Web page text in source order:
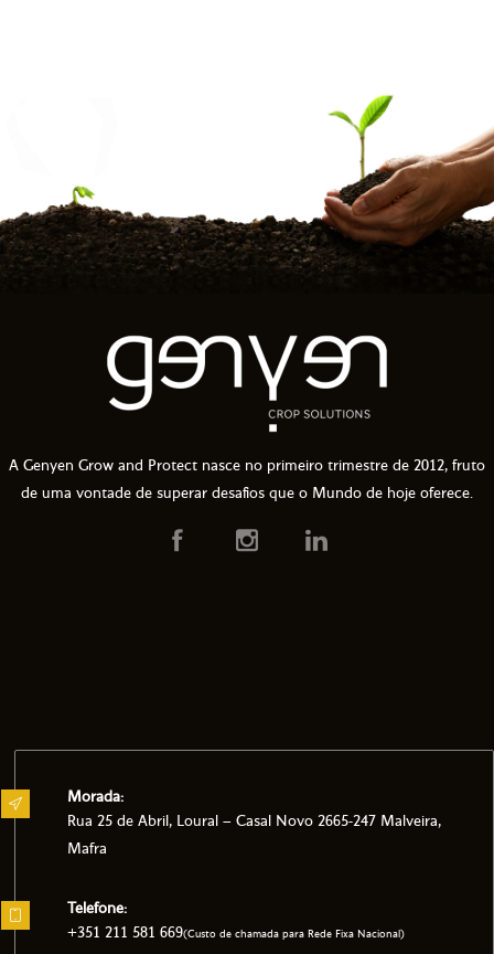
A Genyen Grow and Protect nasce no primeiro trimestre de 2012, fruto
de uma vontade de superar desafios que o Mundo de hoje oferece.
Morada:
Rua 25 de Abril, Loural – Casal Novo 2665-247 Malveira,
Mafra
Telefone:
+351 211 581 669(Custo de chamada para Rede Fixa Nacional)